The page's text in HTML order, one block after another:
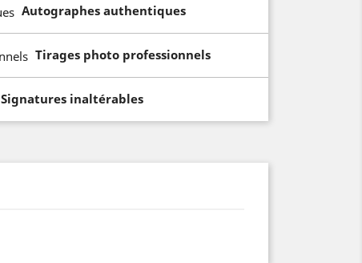
Autographes authentiques
Tirages photo professionnels
Signatures inaltérables